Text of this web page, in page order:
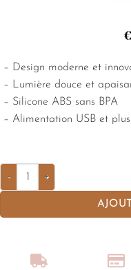
€
– Design moderne et
– Lumière douce et
– Silicone ABS sans BPA
– Alimentation USB et